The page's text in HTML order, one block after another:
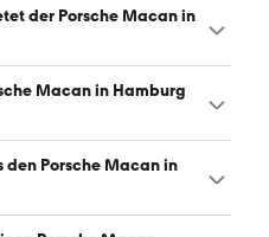
hat Leistungen zwischen
der Porsche Macan in
ist mit automatischem
Macan in Hamburg
gibt es in folgenden
blau, rot, grün, braun,
den Porsche Macan in